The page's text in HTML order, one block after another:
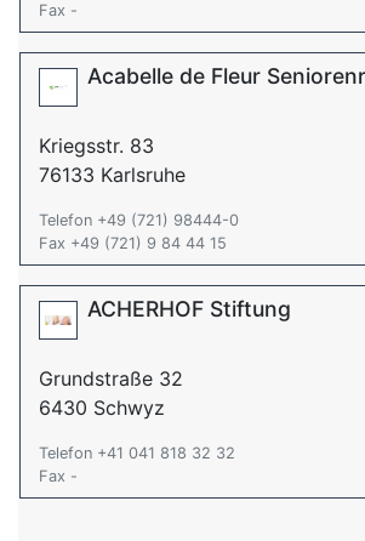
Fax -
Acabelle de Fleur
Kriegsstr. 83
76133 Karlsruhe
Telefon +49 (721) 98444-0
Fax +49 (721) 9 84 44 15
ACHERHOF Stiftung
Grundstraße 32
6430 Schwyz
Telefon +41 041 818 32 32
Fax -